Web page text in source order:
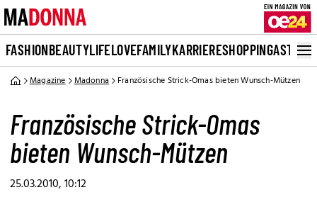
FASHIONBEAUTYLIFELOVEFAMILYKARRIERESHOPPINGASTRO
Magazine Madonna Französische Strick-Omas bieten Wunsch-Mützen
Französische Strick-Omas
bieten Wunsch-Mützen
25.03.2010, 10:12